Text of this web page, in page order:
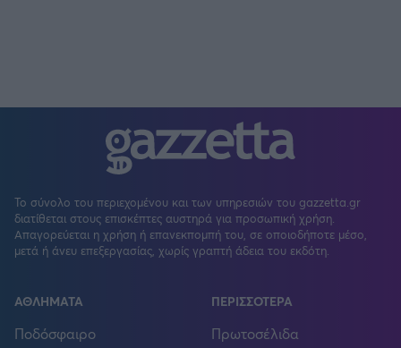
Το σύνολο του περιεχομένου και των υπηρεσιών του gazzetta.gr
διατίθεται στους επισκέπτες αυστηρά για προσωπική χρήση.
Απαγορεύεται η χρήση ή επανεκπομπή του, σε οποιοδήποτε μέσο,
μετά ή άνευ επεξεργασίας, χωρίς γραπτή άδεια του εκδότη.
ΑΘΛΗΜΑΤΑ
Ποδόσφαιρο
ΠΕΡΙΣΣΟΤΕΡΑ
Πρωτοσέλιδα